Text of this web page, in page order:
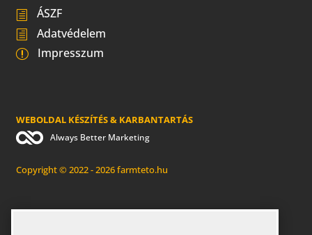
ÁSZF
Adatvédelem
Impresszum
WEBOLDAL KÉSZÍTÉS & KARBANTARTÁS
Always Better Marketing
Copyright © 2022 - 2026 farmteto.hu